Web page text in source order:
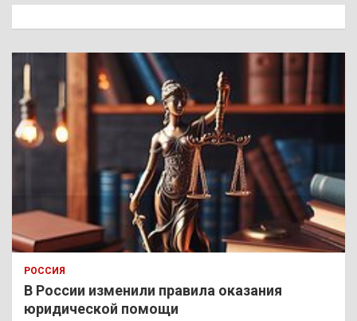
к
РОССИЯ
В России изменили правила оказания
юридической помощи